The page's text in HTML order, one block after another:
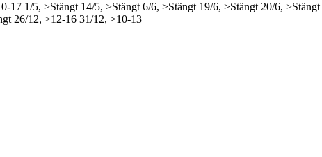
17 1/5, >Stängt 14/5, >Stängt 6/6, >Stängt 19/6, >Stängt 20/6, >Stängt
26/12, >12-16 31/12, >10-13